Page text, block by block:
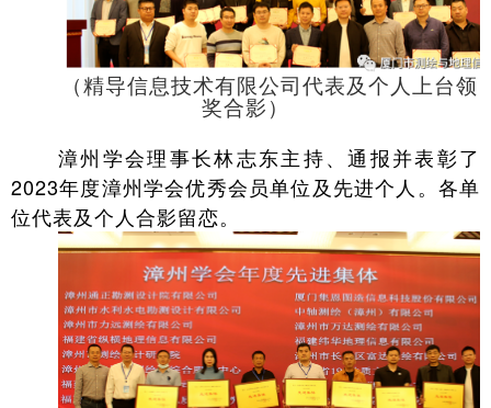
（精导信息技术有限公司代表及个人上台领
奖合影）
漳州学会理事长林志东主持、通报并表彰了
2023年度漳州学会优秀会员单位及先进个人。各单
位代表及个人合影留恋。